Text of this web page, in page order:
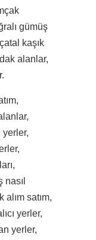
gümüş
kaşık
alanlar,
satım,
yerler,
yerler,